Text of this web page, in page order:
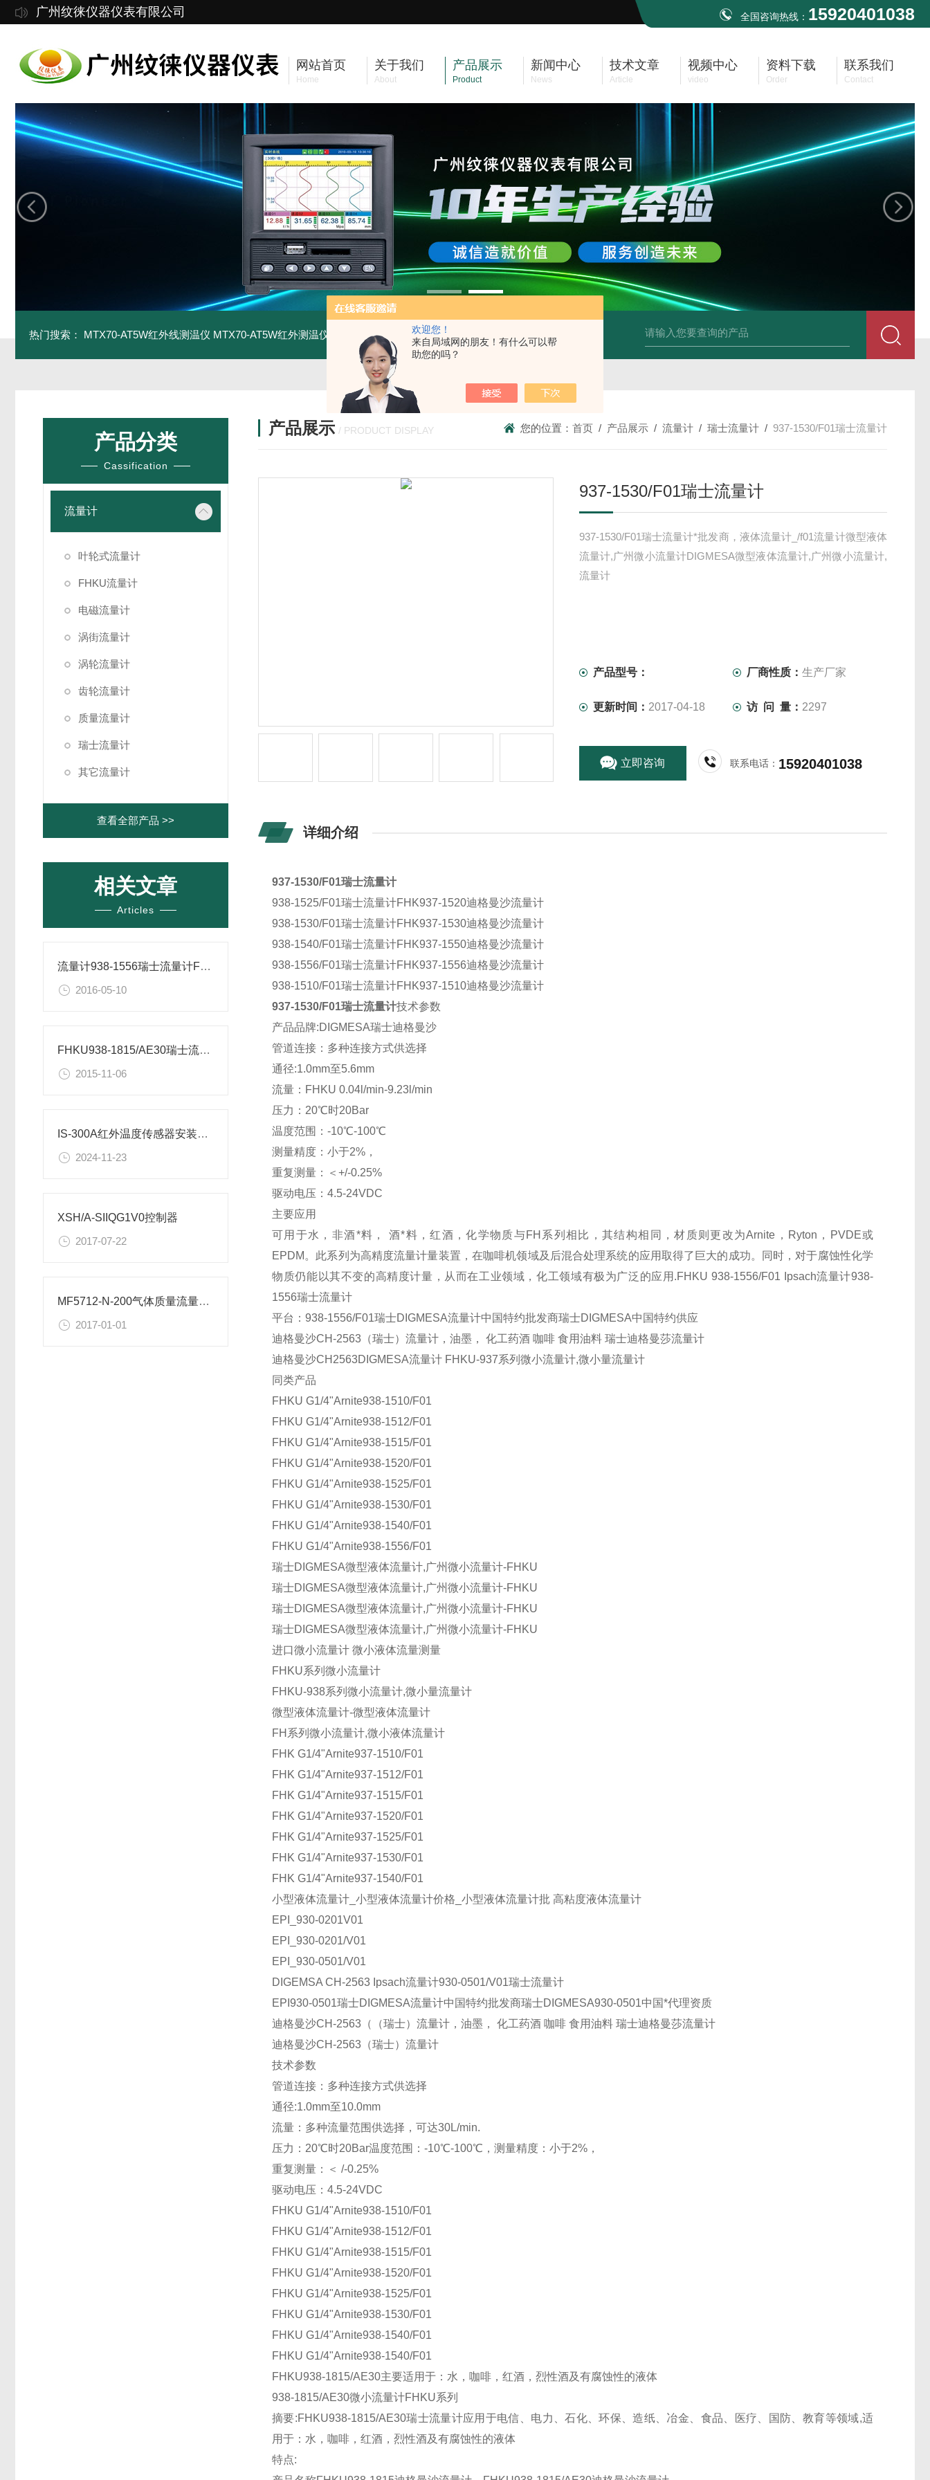
欢迎您！
来自局域网的朋友！有什么可以帮
助您的吗？
广州纹徕仪器仪表有限公司 全国咨询热线： 15920401038
网站首页
Home
关于我们
About
产品展示
Product
新闻中心
News
技术文章
Article
视频中心
video
资料下载
Order
联系我们
Contact
热门搜索： MTX70-AT5W红外线测温仪 MTX70-AT5W红外测温仪MTX70-AT4W MTX70-AT4W红外线测温仪 T80广州纹徕光柱测控仪WK-S803-82-23-2H/2L-P厂家 积算仪DIF-XSR32FC-
产品分类
Cassification
流量计
叶轮式流量计
FHKU流量计
电磁流量计
涡街流量计
涡轮流量计
齿轮流量计
质量流量计
瑞士流量计
其它流量计
查看全部产品 >>
相关文章
Articles
流量计938-1556瑞士流量计FHKU系列微小流量计参数
2016-05-10
FHKU938-1815/AE30瑞士流量计
2015-11-06
IS-300A红外温度传感器安装尺寸
2024-11-23
XSH/A-SIIQG1V0控制器
2017-07-22
MF5712-N-200气体质量流量计（2017新款）
2017-01-01
产品展示 / PRODUCT DISPLAY 您的位置： 首页 / 产品展示 / 流量计 / 瑞士流量计 / 937-1530/F01瑞士流量计
937-1530/F01瑞士流量计
937-1530/F01瑞士流量计*批发商，液体流量计_/f01流量计微型液体
流量计,广州微小流量计DIGMESA微型液体流量计,广州微小流量计,
流量计
产品型号： 厂商性质：生产厂家
更新时间： 2017-04-18 访 问 量： 2297
立即咨询 联系电话： 15920401038
详细介绍
937-1530/F01瑞士流量计
938-1525/F01瑞士流量计FHK937-1520迪格曼沙流量计
938-1530/F01瑞士流量计FHK937-1530迪格曼沙流量计
938-1540/F01瑞士流量计FHK937-1550迪格曼沙流量计
938-1556/F01瑞士流量计FHK937-1556迪格曼沙流量计
938-1510/F01瑞士流量计FHK937-1510迪格曼沙流量计
937-1530/F01瑞士流量计技术参数
产品品牌:DIGMESA瑞士迪格曼沙
管道连接：多种连接方式供选择
通径:1.0mm至5.6mm
流量：FHKU 0.04l/min-9.23l/min
压力：20℃时20Bar
温度范围：-10℃-100℃
测量精度：小于2%，
重复测量：＜+/-0.25%
驱动电压：4.5-24VDC
主要应用
可用于水，非酒*料， 酒*料，红酒，化学物质与FH系列相比，其结构相同，材质则更改为Arnite，Ryton，PVDE或
EPDM。此系列为高精度流量计量装置，在咖啡机领域及后混合处理系统的应用取得了巨大的成功。同时，对于腐蚀性化学
物质仍能以其不变的高精度计量，从而在工业领域，化工领域有极为广泛的应用.FHKU 938-1556/F01 Ipsach流量计938-
1556瑞士流量计
平台：938-1556/F01瑞士DIGMESA流量计中国特约批发商瑞士DIGMESA中国特约供应
迪格曼沙CH-2563（瑞士）流量计，油墨， 化工药酒 咖啡 食用油料 瑞士迪格曼莎流量计
迪格曼沙CH2563DIGMESA流量计 FHKU-937系列微小流量计,微小量流量计
同类产品
FHKU G1/4"Arnite938-1510/F01
FHKU G1/4"Arnite938-1512/F01
FHKU G1/4"Arnite938-1515/F01
FHKU G1/4"Arnite938-1520/F01
FHKU G1/4"Arnite938-1525/F01
FHKU G1/4"Arnite938-1530/F01
FHKU G1/4"Arnite938-1540/F01
FHKU G1/4"Arnite938-1556/F01
瑞士DIGMESA微型液体流量计,广州微小流量计-FHKU
瑞士DIGMESA微型液体流量计,广州微小流量计-FHKU
瑞士DIGMESA微型液体流量计,广州微小流量计-FHKU
瑞士DIGMESA微型液体流量计,广州微小流量计-FHKU
进口微小流量计 微小液体流量测量
FHKU系列微小流量计
FHKU-938系列微小流量计,微小量流量计
微型液体流量计-微型液体流量计
FH系列微小流量计,微小液体流量计
FHK G1/4"Arnite937-1510/F01
FHK G1/4"Arnite937-1512/F01
FHK G1/4"Arnite937-1515/F01
FHK G1/4"Arnite937-1520/F01
FHK G1/4"Arnite937-1525/F01
FHK G1/4"Arnite937-1530/F01
FHK G1/4"Arnite937-1540/F01
小型液体流量计_小型液体流量计价格_小型液体流量计批 高粘度液体流量计
EPI_930-0201V01
EPI_930-0201/V01
EPI_930-0501/V01
DIGEMSA CH-2563 Ipsach流量计930-0501/V01瑞士流量计
EPI930-0501瑞士DIGMESA流量计中国特约批发商瑞士DIGMESA930-0501中国*代理资质
迪格曼沙CH-2563（（瑞士）流量计，油墨， 化工药酒 咖啡 食用油料 瑞士迪格曼莎流量计
迪格曼沙CH-2563（瑞士）流量计
技术参数
管道连接：多种连接方式供选择
通径:1.0mm至10.0mm
流量：多种流量范围供选择，可达30L/min.
压力：20℃时20Bar温度范围：-10℃-100℃，测量精度：小于2%，
重复测量：＜ /-0.25%
驱动电压：4.5-24VDC
FHKU G1/4"Arnite938-1510/F01
FHKU G1/4"Arnite938-1512/F01
FHKU G1/4"Arnite938-1515/F01
FHKU G1/4"Arnite938-1520/F01
FHKU G1/4"Arnite938-1525/F01
FHKU G1/4"Arnite938-1530/F01
FHKU G1/4"Arnite938-1540/F01
FHKU G1/4"Arnite938-1540/F01
FHKU938-1815/AE30主要适用于：水，咖啡，红酒，烈性酒及有腐蚀性的液体
938-1815/AE30微小流量计FHKU系列
摘要:FHKU938-1815/AE30瑞士流量计应用于电信、电力、石化、环保、造纸、冶金、食品、医疗、国防、教育等领域,适
用于：水，咖啡，红酒，烈性酒及有腐蚀性的液体
特点: